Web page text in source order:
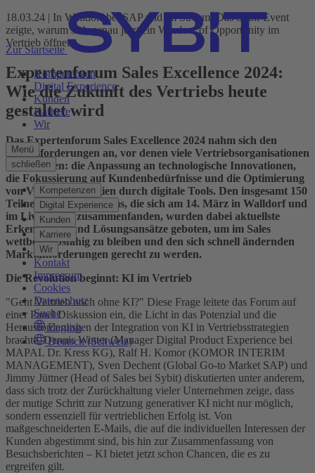
Zur Startseite
Kompetenzen
Digital Experience
Kunden
Karriere
Wir
Menü
schließen
Kompetenzen
Digital Experience
Kunden
Karriere
Wir
Kontakt
Impressum
Cookies
Datenschutz
Suche
English
Deutsch (Schweiz)
18.03.24 | In Walldorf bei SAP und im Stream: Das Sybit-Event
zeigte, warum sich genau jetzt ein Window of Opportunity im
Vertrieb öffnet
Experten­forum Sales Excellence 2024:
Wie die Zukunft des Vertriebs heute
gestaltet wird
Das Experten­forum Sales Excellence 2024 nahm sich den
Herausforderungen an, vor denen viele Vertriebsorganisationen
heute stehen: die Anpassung an technologische Innovationen,
die Fokussierung auf Kundenbedürfnisse und die Optimierung
von Verkaufsstrategien durch digitale Tools. Den insgesamt 150
Teilnehmern des Forums, die sich am 14. März in Walldorf und
im Livestream zusammenfanden, wurden dabei aktuellste
Erkenntnisse und Lösungsansätze geboten, um im Sales
wettbewerbsfähig zu bleiben und den sich schnell ändernden
Marktanforderungen gerecht zu werden.
Die Revolution beginnt: KI im Vertrieb
"Geht Vertrieb noch ohne KI?" Diese Frage leitete das Forum auf
einer Panel Diskussion ein, die Licht in das Potenzial und die
Herausforderungen der Integration von KI in Vertriebsstrategien
brachte. Dennis Winter (Manager Digital Product Experience bei
MAPAL Dr. Kress KG), Ralf H. Komor (KOMOR INTERIM
MANAGEMENT), Sven Dechent (Global Go-to Market SAP) und
Jimmy Jüttner (Head of Sales bei Sybit) diskutierten unter anderem,
dass sich trotz der Zurückhaltung vieler Unternehmen zeige, dass
der mutige Schritt zur Nutzung generativer KI nicht nur möglich,
sondern essenziell für vertrieblichen Erfolg ist. Von
maßgeschneiderten E-Mails, die auf die individuellen Interessen der
Kunden abgestimmt sind, bis hin zur Zusammenfassung von
Besuchsberichten – KI bietet jetzt schon Chancen, die es zu
ergreifen gilt.